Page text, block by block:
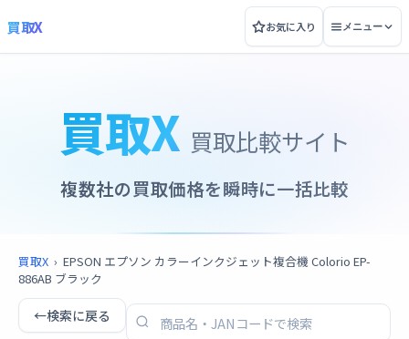
買取X お気に入り メニュー
買取X 買取比較サイト
複数社の買取価格を瞬時に一括比較
買取X › EPSON エプソン カラーインクジェット複合機 Colorio EP-
886AB ブラック
←検索に戻る